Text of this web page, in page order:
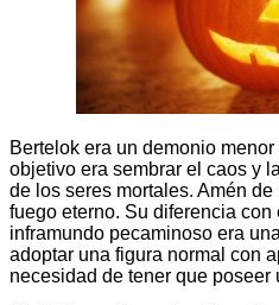
Bertelok era un demonio
objetivo era sembrar el caos y
de los seres mortales. Amén
fuego eterno. Su diferencia con
inframundo pecaminoso era
adoptar una figura normal con
necesidad de tener que poseer